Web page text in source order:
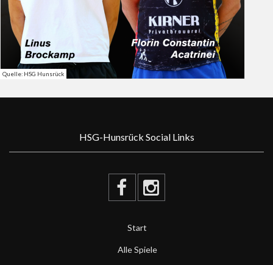
Quelle: HSG Hunsrück
HSG-Hunsrück Social Links
Start
Alle Spiele